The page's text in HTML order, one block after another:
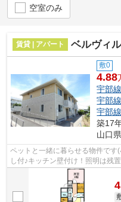
空室のみ
賃貸 | アパート ベルヴィ
敷0
4.88
宇部線
宇部線
宇部線
築17
山口
ペットと一緒に暮らせる物件で
し付♪キッチン壁付け！照明は残